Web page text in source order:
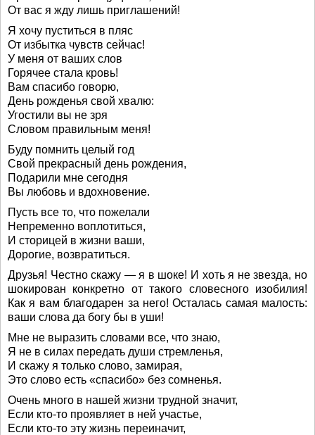
От вас я жду лишь приглашений!
Я хочу пуститься в пляс
От избытка чувств сейчас!
У меня от ваших слов
Горячее стала кровь!
Вам спасибо говорю,
День рожденья свой хвалю:
Угостили вы не зря
Словом правильным меня!
Буду помнить целый год
Свой прекрасный день рождения,
Подарили мне сегодня
Вы любовь и вдохновение.
Пусть все то, что пожелали
Непременно воплотиться,
И сторицей в жизни ваши,
Дорогие, возвратиться.
Друзья! Честно скажу — я в шоке! И хоть я не звезда, но
шокирован конкретно от такого словесного изобилия!
Как я вам благодарен за него! Осталась самая малость:
ваши слова да богу бы в уши!
Мне не выразить словами все, что знаю,
Я не в силах передать души стремленья,
И скажу я только слово, замирая,
Это слово есть «спасибо» без сомненья.
Очень много в нашей жизни трудной значит,
Если кто-то проявляет в ней участье,
Если кто-то эту жизнь переиначит,